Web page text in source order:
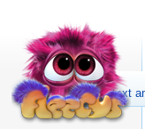
Lesen Quelltext